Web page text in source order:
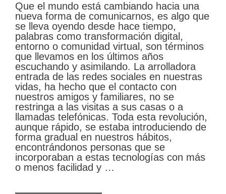
Que el mundo está cambiando hacia una
nueva forma de comunicarnos, es algo que
se lleva oyendo desde hace tiempo,
palabras como transformación digital,
entorno o comunidad virtual, son términos
que llevamos en los últimos años
escuchando y asimilando. La arrolladora
entrada de las redes sociales en nuestras
vidas, ha hecho que el contacto con
nuestros amigos y familiares, no se
restringa a las visitas a sus casas o a
llamadas telefónicas. Toda esta revolución,
aunque rápido, se estaba introduciendo de
forma gradual en nuestros hábitos,
encontrándonos personas que se
incorporaban a estas tecnologías con más
o menos facilidad y …